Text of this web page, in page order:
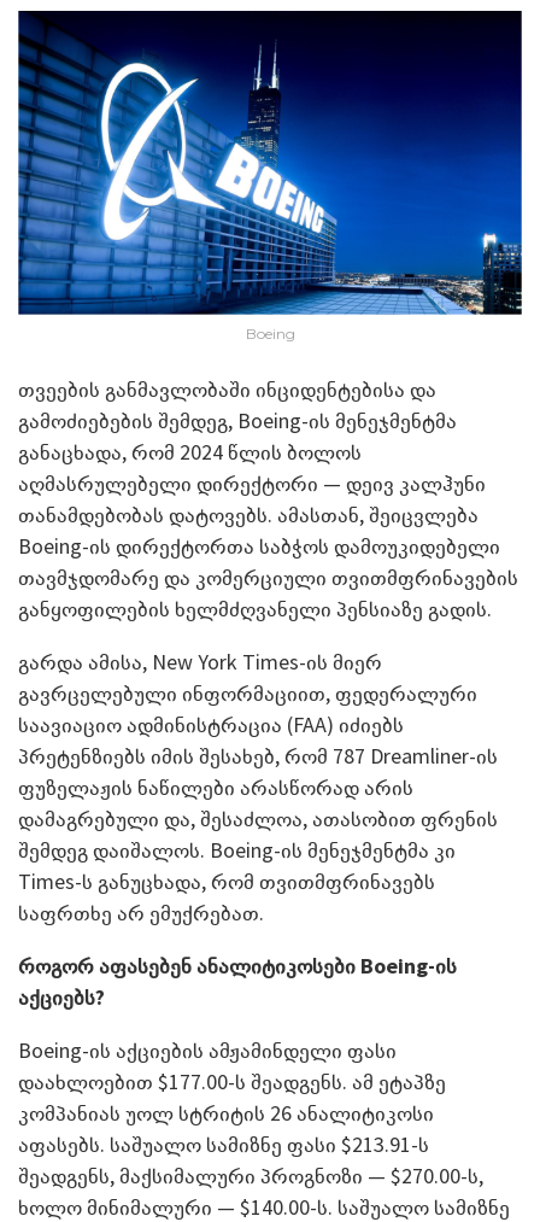
Boeing
თვეების განმავლობაში ინციდენტებისა და
გამოძიებების შემდეგ, Boeing-ის მენეჯმენტმა
განაცხადა, რომ 2024 წლის ბოლოს
აღმასრულებელი დირექტორი — დეივ კალჰუნი
თანამდებობას დატოვებს. ამასთან, შეიცვლება
Boeing-ის დირექტორთა საბჭოს დამოუკიდებელი
თავმჯდომარე და კომერციული თვითმფრინავების
განყოფილების ხელმძღვანელი პენსიაზე გადის.
გარდა ამისა, New York Times-ის მიერ
გავრცელებული ინფორმაციით, ფედერალური
საავიაციო ადმინისტრაცია (FAA) იძიებს
პრეტენზიებს იმის შესახებ, რომ 787 Dreamliner-ის
ფუზელაჟის ნაწილები არასწორად არის
დამაგრებული და, შესაძლოა, ათასობით ფრენის
შემდეგ დაიშალოს. Boeing-ის მენეჯმენტმა კი
Times-ს განუცხადა, რომ თვითმფრინავებს
საფრთხე არ ემუქრებათ.
როგორ აფასებენ ანალიტიკოსები Boeing-ის
აქციებს?
Boeing-ის აქციების ამჟამინდელი ფასი
დაახლოებით $177.00-ს შეადგენს. ამ ეტაპზე
კომპანიას უოლ სტრიტის 26 ანალიტიკოსი
აფასებს. საშუალო სამიზნე ფასი $213.91-ს
შეადგენს, მაქსიმალური პროგნოზი — $270.00-ს,
ხოლო მინიმალური — $140.00-ს. საშუალო სამიზნე